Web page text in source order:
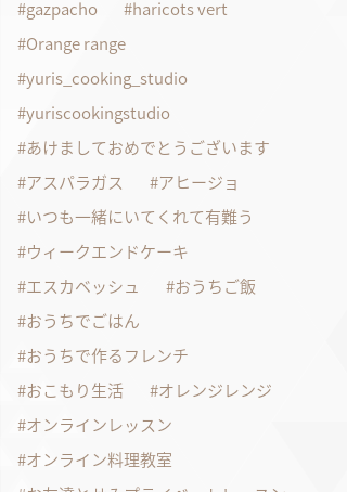
gazpacho
haricots vert
Orange range
yuris_cooking_studio
yuriscookingstudio
あけましておめでとうございます
アスパラガス
アヒージョ
いつも一緒にいてくれて有難う
ウィークエンドケーキ
エスカベッシュ
おうちご飯
おうちでごはん
おうちで作るフレンチ
おこもり生活
オレンジレンジ
オンラインレッスン
オンライン料理教室